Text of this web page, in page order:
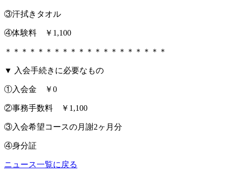
③汗拭きタオル
④体験料 ￥1,100
＊＊＊＊＊＊＊＊＊＊＊＊＊＊＊＊＊＊＊＊
▼ 入会手続きに必要なもの
①入会金 ￥0
②事務手数料 ￥1,100
③入会希望コースの月謝2ヶ月分
④身分証
ニュース一覧に戻る